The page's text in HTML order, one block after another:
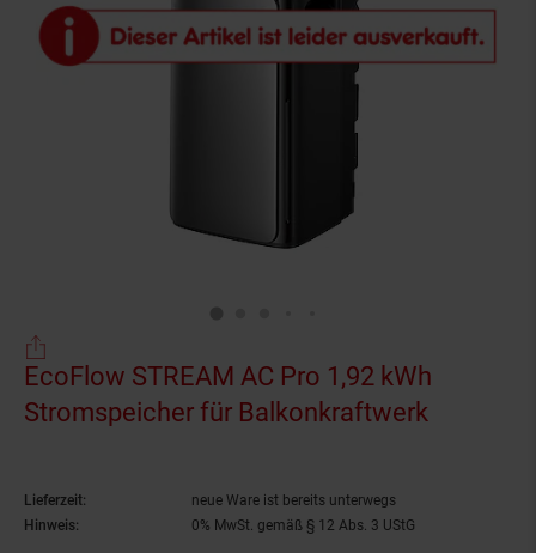
EcoFlow STREAM AC Pro 1,92 kWh
Stromspeicher für Balkonkraftwerk
Lieferzeit:
neue Ware ist bereits unterwegs
Hinweis:
0% MwSt. gemäß § 12 Abs. 3 UStG